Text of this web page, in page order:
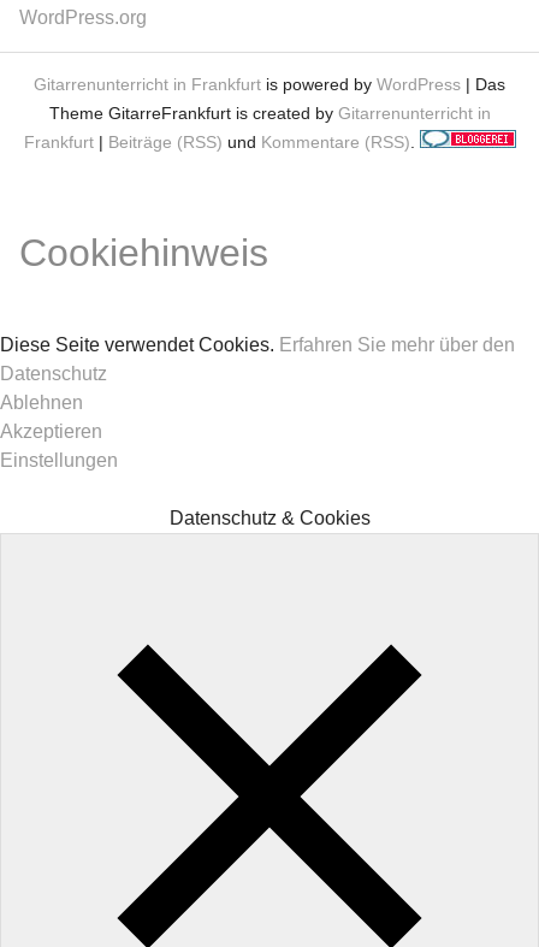
WordPress.org
Gitarrenunterricht in Frankfurt is powered by WordPress | Das
Theme GitarreFrankfurt is created by Gitarrenunterricht in
Frankfurt| Beiträge (RSS) und Kommentare (RSS)
Cookiehinweis
Diese Seite verwendet Cookies. Erfahren Sie mehr über den
Datenschutz
Ablehnen
Akzeptieren
Einstellungen
Datenschutz & Cookies